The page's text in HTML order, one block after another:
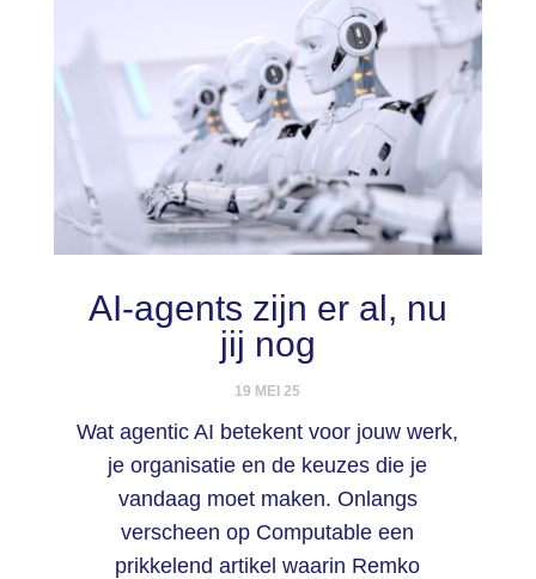
AI-agents zijn er al, nu
jij nog
19 MEI 25
Wat agentic AI betekent voor jouw werk,
je organisatie en de keuzes die je
vandaag moet maken. Onlangs
verscheen op Computable een
prikkelend artikel waarin Remko